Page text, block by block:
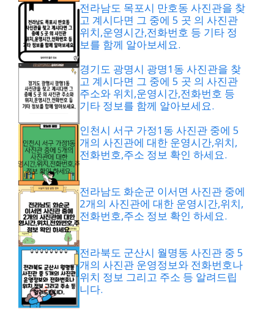
전라남도 목포시 만호동 사진관을 찾
고 계시다면 그 중에 5 곳 의 사진관
위치,운영시간,전화번호 등 기타 정
보를 함께 알아보세요.
경기도 광명시 광명1동 사진관을 찾
고 계시다면 그 중에 5 곳 의 사진관
주소와 위치,운영시간,전화번호 등
기타 정보를 함께 알아보세요.
인천시 서구 가정1동 사진관 중에 5
개의 사진관에 대한 운영시간,위치,
전화번호,주소 정보 확인 하세요.
전라남도 화순군 이서면 사진관 중에
2개의 사진관에 대한 운영시간,위치,
전화번호,주소 정보 확인 하세요.
전라북도 군산시 월명동 사진관 중 5
개의 사진관 운영정보와 전화번호나
위치 정보 그리고 주소 등 알려드립
니다.